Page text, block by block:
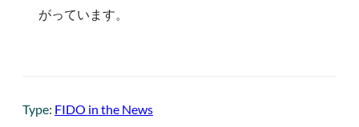
がっています。
Type: FIDO in the News